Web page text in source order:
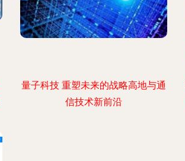
量子科技 重塑未来的战略高地与通
信技术新前沿